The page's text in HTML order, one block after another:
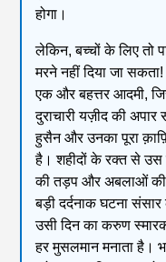
होगा।
लेकिन, बच्चों के लिए तो
मरने नहीं दिया जा सकता!
एक और बहत्तर आदमी,
दुराचारी यज़ीद की
हुसैन और उनका पूरा
है। शहीदों के रक्त से उस
की तड़प और अबलाओं की
बड़ी दर्दनाक घटना
उसी दिन का करुण
हर मुसलमान मनाता है।